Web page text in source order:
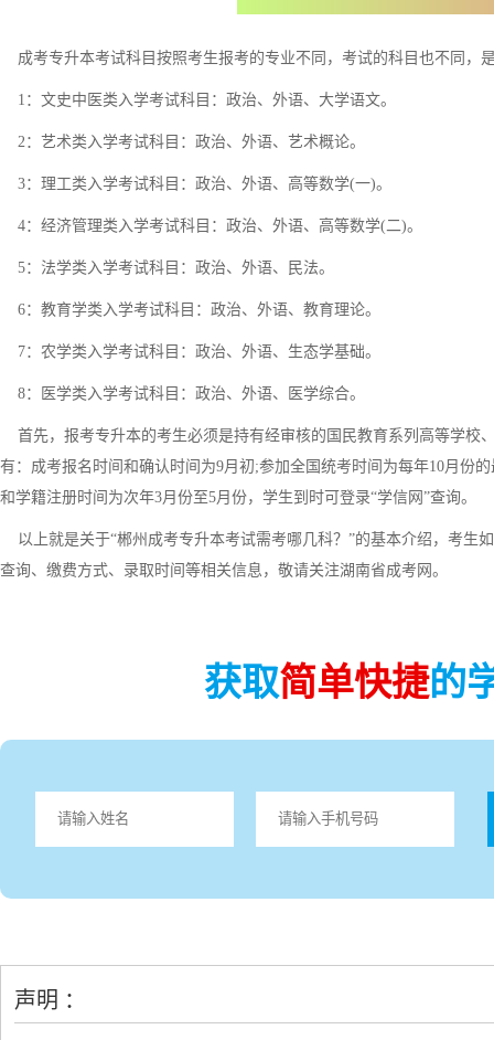
成考专升本考试科目按照考生报考的专业不同，考试的科目也不同，
1：文史中医类入学考试科目：政治、外语、大学语文。
2：艺术类入学考试科目：政治、外语、艺术概论。
3：理工类入学考试科目：政治、外语、高等数学(一)。
4：经济管理类入学考试科目：政治、外语、高等数学(二)。
5：法学类入学考试科目：政治、外语、民法。
6：教育学类入学考试科目：政治、外语、教育理论。
7：农学类入学考试科目：政治、外语、生态学基础。
8：医学类入学考试科目：政治、外语、医学综合。
首先，报考专升本的考生必须是持有经审核的国民教育系列高等学校
有：成考报名时间和确认时间为9月初;参加全国统考时间为每年10月份
和学籍注册时间为次年3月份至5月份，学生到时可登录“学信网”查询。
以上就是关于“郴州成考专升本考试需考哪几科？”的基本介绍，考生
查询、缴费方式、录取时间等相关信息，敬请关注湖南省成考网。
获取简单快捷的
声明 ：